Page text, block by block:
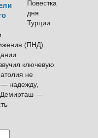
(ПНД)
ключевую
не
— надежду,
Демирташ —